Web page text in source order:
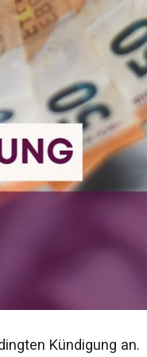
Kündigung an.